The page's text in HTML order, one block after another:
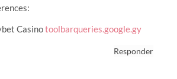
Casinotoolbarqueries.google.gy
Responder